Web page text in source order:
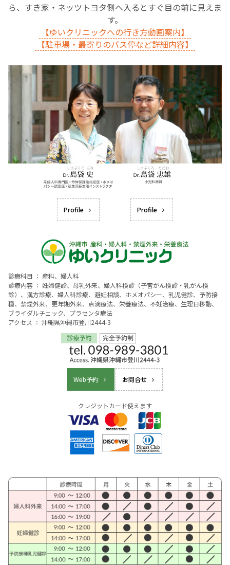
ら、すき家・ネッツトヨタ側へ入るとすぐ目の前に見えま
す。
【ゆいクリニックへの行き方動画案内】
【駐車場・最寄りのバス停など詳細内容】
Profile Profile
診療科目 ： 産科、婦人科
診療内容 ： 妊婦健診、母乳外来、婦人科検診（子宮がん検診・乳がん検
診）、漢方診療、婦人科診療、避妊相談、ホメオパシー、乳児健診、予防接
種、禁煙外来、更年期外来、点滴療法、栄養療法、不妊治療、生理日移動、
ブライダルチェック、プラセンタ療法
アクセス ： 沖縄県沖縄市登川2444-3
Web予約 お問合せ
クレジットカード使えます